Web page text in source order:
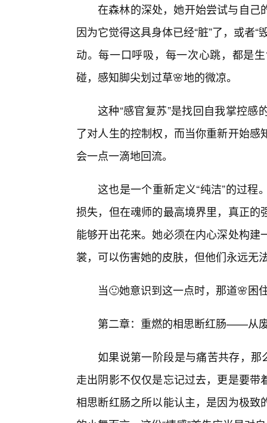
在森林的深处，她开始尝试与自己
因为它觉得这具身体已经“脏”了，或者
动。每一口呼吸，每一次心跳，都是
碰，感知脚尖划过草🌸地的微凉。
这种“感官复苏”是找回自我掌控
了对人生的控制权，而当你重新开始
会一点一滴地回流。
这也是一个重新定义“纯洁”的过
损失，但在魂师的最高境界里，真正
能够开出花来。她必须在内心深处构
裳，可以伤害她的皮肤，但他们永远无
当🙂她意识到这一点时，那道🌸困
第二章：重燃的相思断红肠——从
如果说第一阶段是与痛苦共存，那
走出阴影不仅仅是忘记过去，更是要
相思断红肠之所以能认主，是因为极